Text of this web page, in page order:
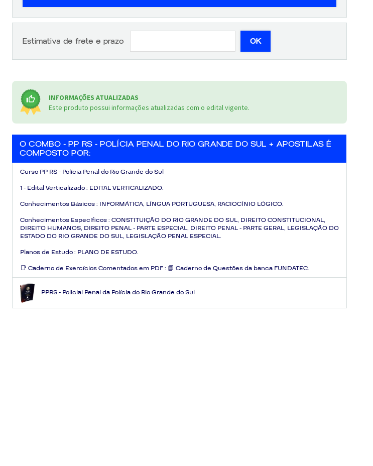
Estimativa de frete e prazo OK
INFORMAÇÕES ATUALIZADAS
Este produto possui informações atualizadas com o edital vigente.
O COMBO - PP RS - POLÍCIA PENAL DO RIO GRANDE DO SUL + APOSTILAS É
COMPOSTO POR:
Curso PP RS - Polícia Penal do Rio Grande do Sul
1 - Edital Verticalizado : EDITAL VERTICALIZADO.
Conhecimentos Básicos : INFORMÁTICA, LÍNGUA PORTUGUESA, RACIOCÍNIO LÓGICO.
Conhecimentos Específicos : CONSTITUIÇÃO DO RIO GRANDE DO SUL, DIREITO CONSTITUCIONAL,
DIREITO HUMANOS, DIREITO PENAL - PARTE ESPECIAL, DIREITO PENAL - PARTE GERAL, LEGISLAÇÃO DO
ESTADO DO RIO GRANDE DO SUL, LEGISLAÇÃO PENAL ESPECIAL.
Planos de Estudo : PLANO DE ESTUDO.
📑 Caderno de Exercícios Comentados em PDF : 📘 Caderno de Questões da banca FUNDATEC.
PPRS - Policial Penal da Polícia do Rio Grande do Sul